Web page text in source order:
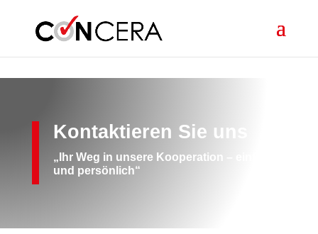
Kontaktieren Sie uns
„Ihr Weg in unsere Kooperation – einfach
und persönlich“